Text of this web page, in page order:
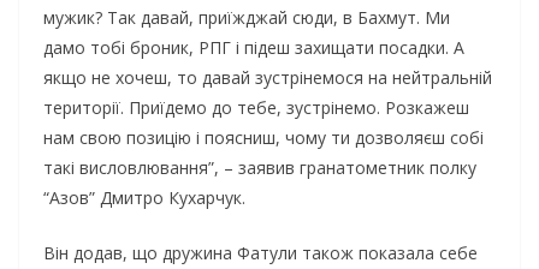
мужик? Так давай, приїжджай сюди, в Бахмут. Ми
дамо тобі броник, РПГ і підеш захищати посадки. А
якщо не хочеш, то давай зустрінемося на нейтральній
території. Приїдемо до тебе, зустрінемо. Розкажеш
нам свою позицію і поясниш, чому ти дозволяєш собі
такі висловлювання”, – заявив гранатометник полку
“Азов” Дмитро Кухарчук.
Він додав, що дружина Фатули також показала себе